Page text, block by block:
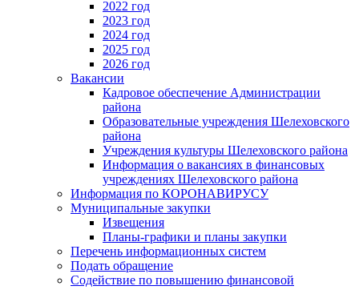
2022 год
2023 год
2024 год
2025 год
2026 год
Вакансии
Кадровое обеспечение Администрации
района
Образовательные учреждения Шелеховского
района
Учреждения культуры Шелеховского района
Информация о вакансиях в финансовых
учреждениях Шелеховского района
Информация по КОРОНАВИРУСУ
Муниципальные закупки
Извещения
Планы-графики и планы закупки
Перечень информационных систем
Подать обращение
Содействие по повышению финансовой